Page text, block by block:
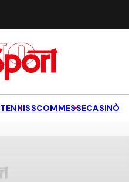
TENNISSCOMMESSECASINÒ